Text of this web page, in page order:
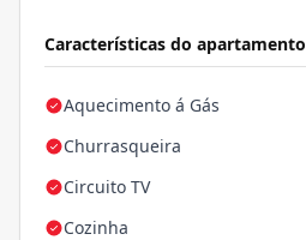
Características do apartamento
Aquecimento á Gás
Churrasqueira
Circuito TV
Cozinha